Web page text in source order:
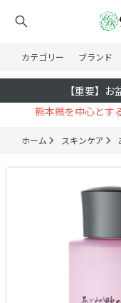
カテゴリー ブランド
【重要】
熊本県を中心とす
ホーム スキンケア